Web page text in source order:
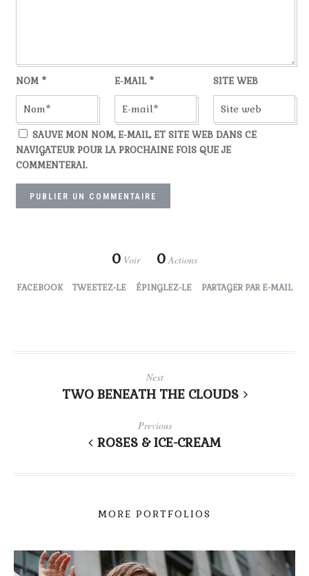
NOM * E-MAIL * SITE WEB
SAUVE MON NOM, E-MAIL, ET SITE WEB DANS CE
NAVIGATEUR POUR LA PROCHAINE FOIS QUE JE
COMMENTERAI.
0 Voir 0 Actions
FACEBOOK TWEETEZ-LE ÉPINGLEZ-LE PARTAGER PAR E-MAIL
Next
TWO BENEATH THE CLOUDS
Previous
ROSES & ICE-CREAM
MORE PORTFOLIOS